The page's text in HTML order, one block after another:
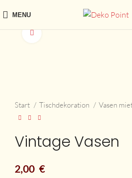
MENU
Start Tischdekoration Vasen
Vintage Vasen
2,00 €